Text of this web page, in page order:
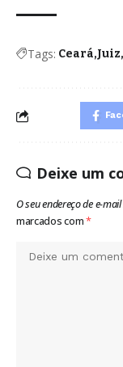
Tags: Ceará Juiz
Deixe um
O seu endereço de e-
marcados com*